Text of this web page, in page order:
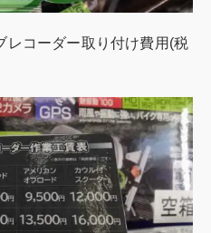
レコーダー取り付け費用(税